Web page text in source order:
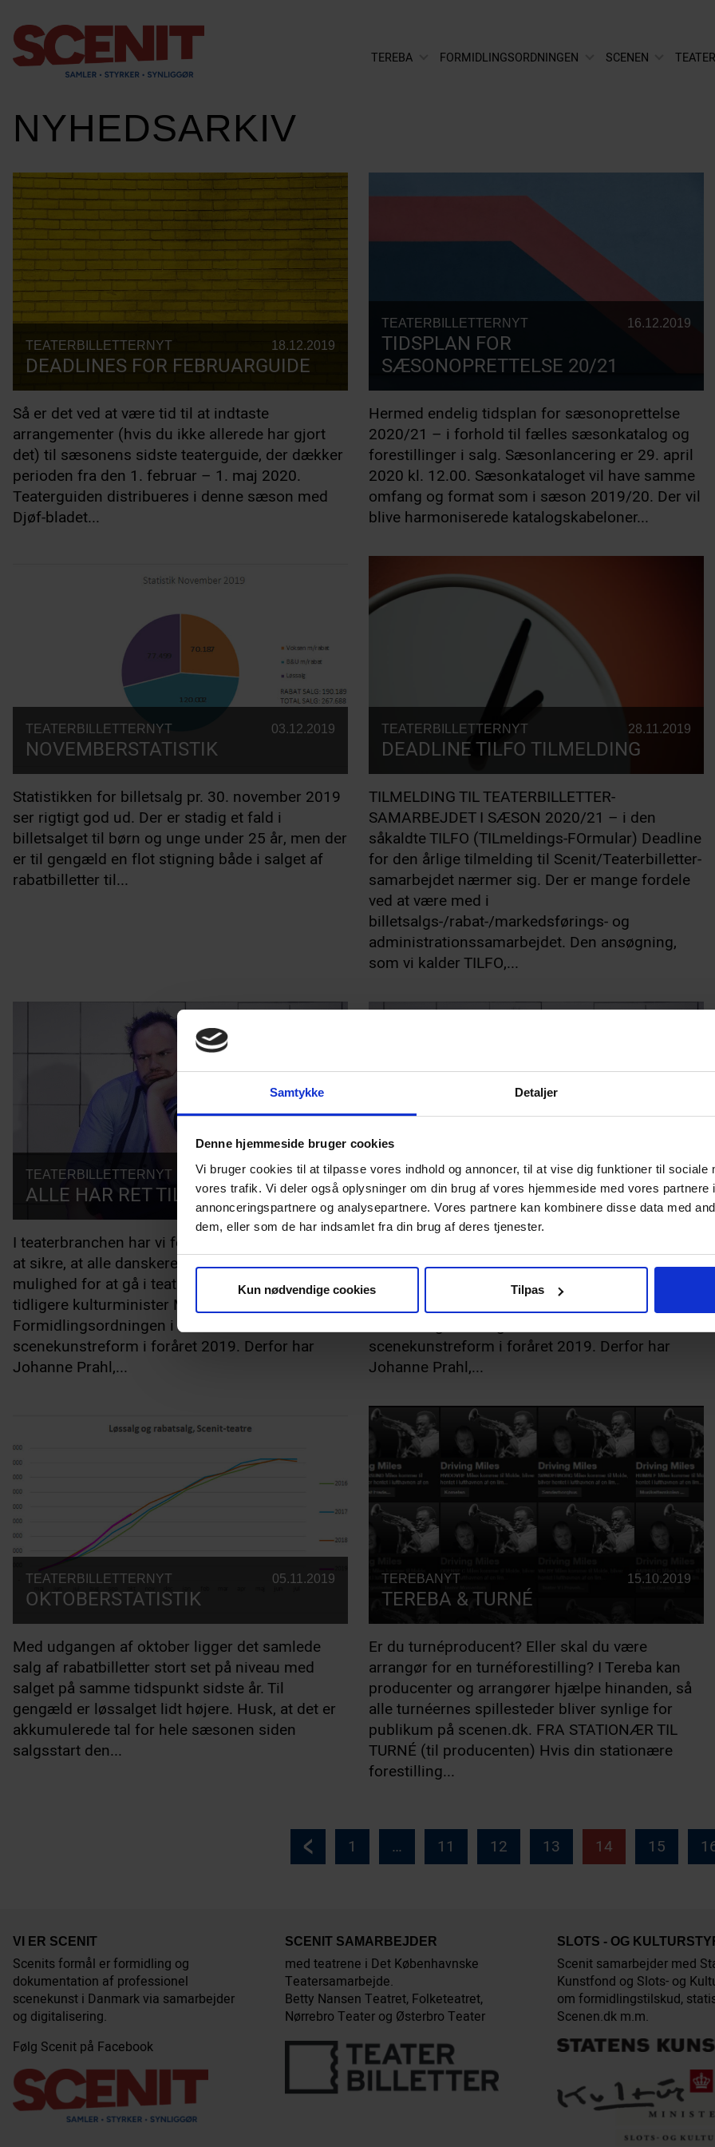
Samtykke Detaljer
Denne hjemmeside bruger cookies
Vi bruger cookies til at tilpasse vores indhold og annoncer, til at vise dig funktioner til sociale
vores trafik. Vi deler også oplysninger om din brug af vores hjemmeside med vores partnere
annonceringspartnere og analysepartnere. Vores partnere kan kombinere disse data med
dem, eller som de har indsamlet fra din brug af deres tjenester.
Kun nødvendige cookies Tilpas
scenit.dk
TEREBA FORMIDLINGSORDNINGEN SCENEN
NYHEDSARKIV
TEATERBILLETTERNYT 18.12.2019
DEADLINES FOR FEBRUARGUIDE
Så er det ved at være tid til at indtaste
arrangementer (hvis du ikke allerede har gjort
det) til sæsonens sidste teaterguide, der dækker
perioden fra den 1. februar – 1. maj 2020.
Teaterguiden distribueres i denne sæson med
Djøf-bladet...
TEATERBILLETTERNYT 16.12.2019
TIDSPLAN FOR
SÆSONOPRETTELSE 20/21
Hermed endelig tidsplan for sæsonoprettelse
2020/21 – i forhold til fælles sæsonkatalog og
forestillinger i salg. Sæsonlancering er 29. april
2020 kl. 12.00. Sæsonkataloget vil have samme
omfang og format som i sæson 2019/20. Der vil
blive harmoniserede katalogskabeloner...
TEATERBILLETTERNYT 03.12.2019
NOVEMBERSTATISTIK
Statistikken for billetsalg pr. 30. november 2019
ser rigtigt god ud. Der er stadig et fald i
billetsalget til børn og unge under 25 år, men der
er til gengæld en flot stigning både i salget af
rabatbilletter til...
TEATERBILLETTERNYT 28.11.2019
DEADLINE TILFO TILMELDING
TILMELDING TIL TEATERBILLETTER-
SAMARBEJDET I SÆSON 2020/21 – i den
såkaldte TILFO (TILmeldings-FOrmular) Deadline
for den årlige tilmelding til Scenit/Teaterbilletter-
samarbejdet nærmer sig. Der er mange fordele
ved at være med i
billetsalgs-/rabat-/markedsførings- og
administrationssamarbejdet. Den ansøgning,
som vi kalder TILFO,...
TEATERBILLETTERNYT 13.11.2019
ALLE HAR RET TIL TEATER
I teaterbranchen har vi formidlingstilskuddet til
at sikre, at alle danskere har økonomisk
mulighed for at gå i teatret. Desværre fik
tidligere kulturminister Mette Bock bragt
Formidlingsordningen i fare med sin
scenekunstreform i foråret 2019. Derfor har
Johanne Prahl,...
SCENITNYT 13.11.2019
ALLE HAR RET TIL TEATER
at sikre, at alle danskere har økonomisk
mulighed for at gå i teatret. Desværre fik
tidligere kulturminister Mette Bock bragt
Formidlingsordningen i fare med sin
scenekunstreform i foråret 2019. Derfor har
Johanne Prahl,...
TEATERBILLETTERNYT 05.11.2019
OKTOBERSTATISTIK
Med udgangen af oktober ligger det samlede
salg af rabatbilletter stort set på niveau med
salget på samme tidspunkt sidste år. Til
gengæld er løssalget lidt højere. Husk, at det er
akkumulerede tal for hele sæsonen siden
salgsstart den...
TEREBANYT 15.10.2019
TEREBA & TURNÉ
Er du turnéproducent? Eller skal du være
arrangør for en turnéforestilling? I Tereba kan
producenter og arrangører hjælpe hinanden, så
alle turnéernes spillesteder bliver synlige for
publikum på scenen.dk. FRA STATIONÆR TIL
TURNÉ (til producenten) Hvis din stationære
forestilling...
1 … 11 12 13 14 15
VI ER SCENIT
Scenits formål er formidling og
dokumentation af professionel
scenekunst i Danmark via samarbejder
og digitalisering.
Følg Scenit på Facebook
SCENIT SAMARBEJDER
med teatrene i Det Københavnske
Teatersamarbejde.
Betty Nansen Teatret, Folketeatret,
Nørrebro Teater og Østerbro Teater
SLOTS - OG
Scenit samarbejder med
Kunstfond og Slots- og
om formidlingstilskud,
Scenen.dk m.m.